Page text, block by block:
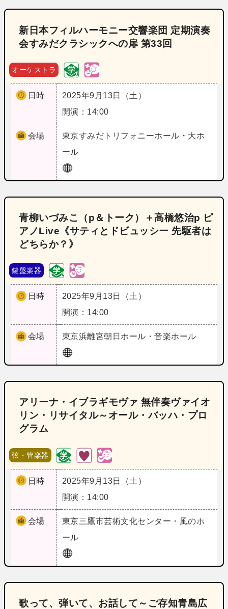
新日本フィルハーモニー交響楽団 定期演奏
会すみだクラシックへの扉 第33回
オーケストラ
日時
2025年9月13日（土）
開演：14:00
会場 東京すみだトリフォニーホール・大ホ
ール
青柳いづみこ（p＆トーク）＋高橋悠治p ピ
アノLive《サティとドビュッシー 先駆者は
どちらか？》
鍵盤楽器
日時
2025年9月13日（土）
開演：14:00
会場 東京浜離宮朝日ホール・音楽ホール
アリーナ・イブラギモヴァ 無伴奏ヴァイオ
リン・リサイタル～オール・バッハ・プロ
グラム
弦・管楽器
日時
2025年9月13日（土）
開演：14:00
会場 東京三鷹市芸術文化センター・風のホ
ール
歌って、弾いて、お話して～ご存知青島広